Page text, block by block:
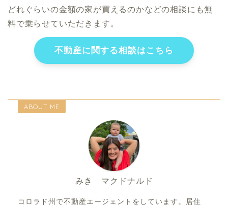
どれぐらいの金額の家が買えるのかなどの相談にも無
料で乗らせていただきます。
不動産に関する相談はこちら
ABOUT ME
みき マクドナルド
コロラド州で不動産エージェントをしています。居住